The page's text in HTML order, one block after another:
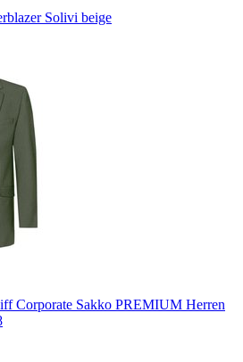
Solivi beige
Corporate Sakko PREMIUM Herren